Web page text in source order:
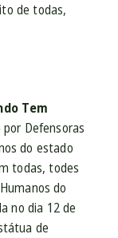
de todas,
Tem
Defensoras
do estado
todas, todes
do
no dia 12 de
de